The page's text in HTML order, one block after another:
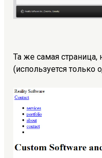
Та же самая
(используется только